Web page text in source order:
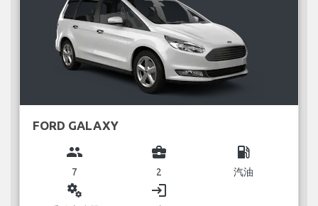
FORD GALAXY
group
7
business_center
2
local_gas_station
汽油
miscellaneous_services login